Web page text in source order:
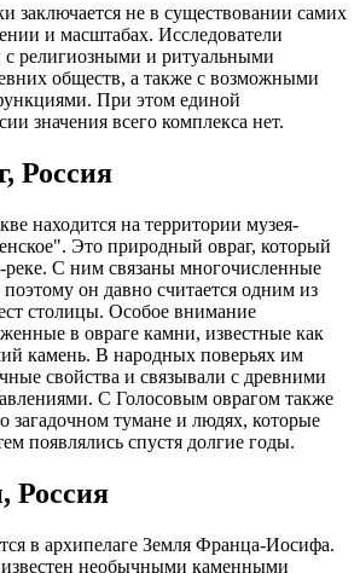
заключается не в существовании самих
и масштабах. Исследователи
с религиозными и ритуальными
обществ, а также с возможными
При этом единой
значения всего комплекса нет.
Россия
находится на территории музея-
Это природный овраг, который
реке. С ним связаны многочисленные
он давно считается одним из
столицы. Особое внимание
в овраге камни, известные как
камень. В народных поверьях им
свойства и связывали с древними
С Голосовым оврагом также
загадочном тумане и людях, которые
появлялись спустя долгие годы.
Россия
в архипелаге Земля Франца-Иосифа.
необычными каменными